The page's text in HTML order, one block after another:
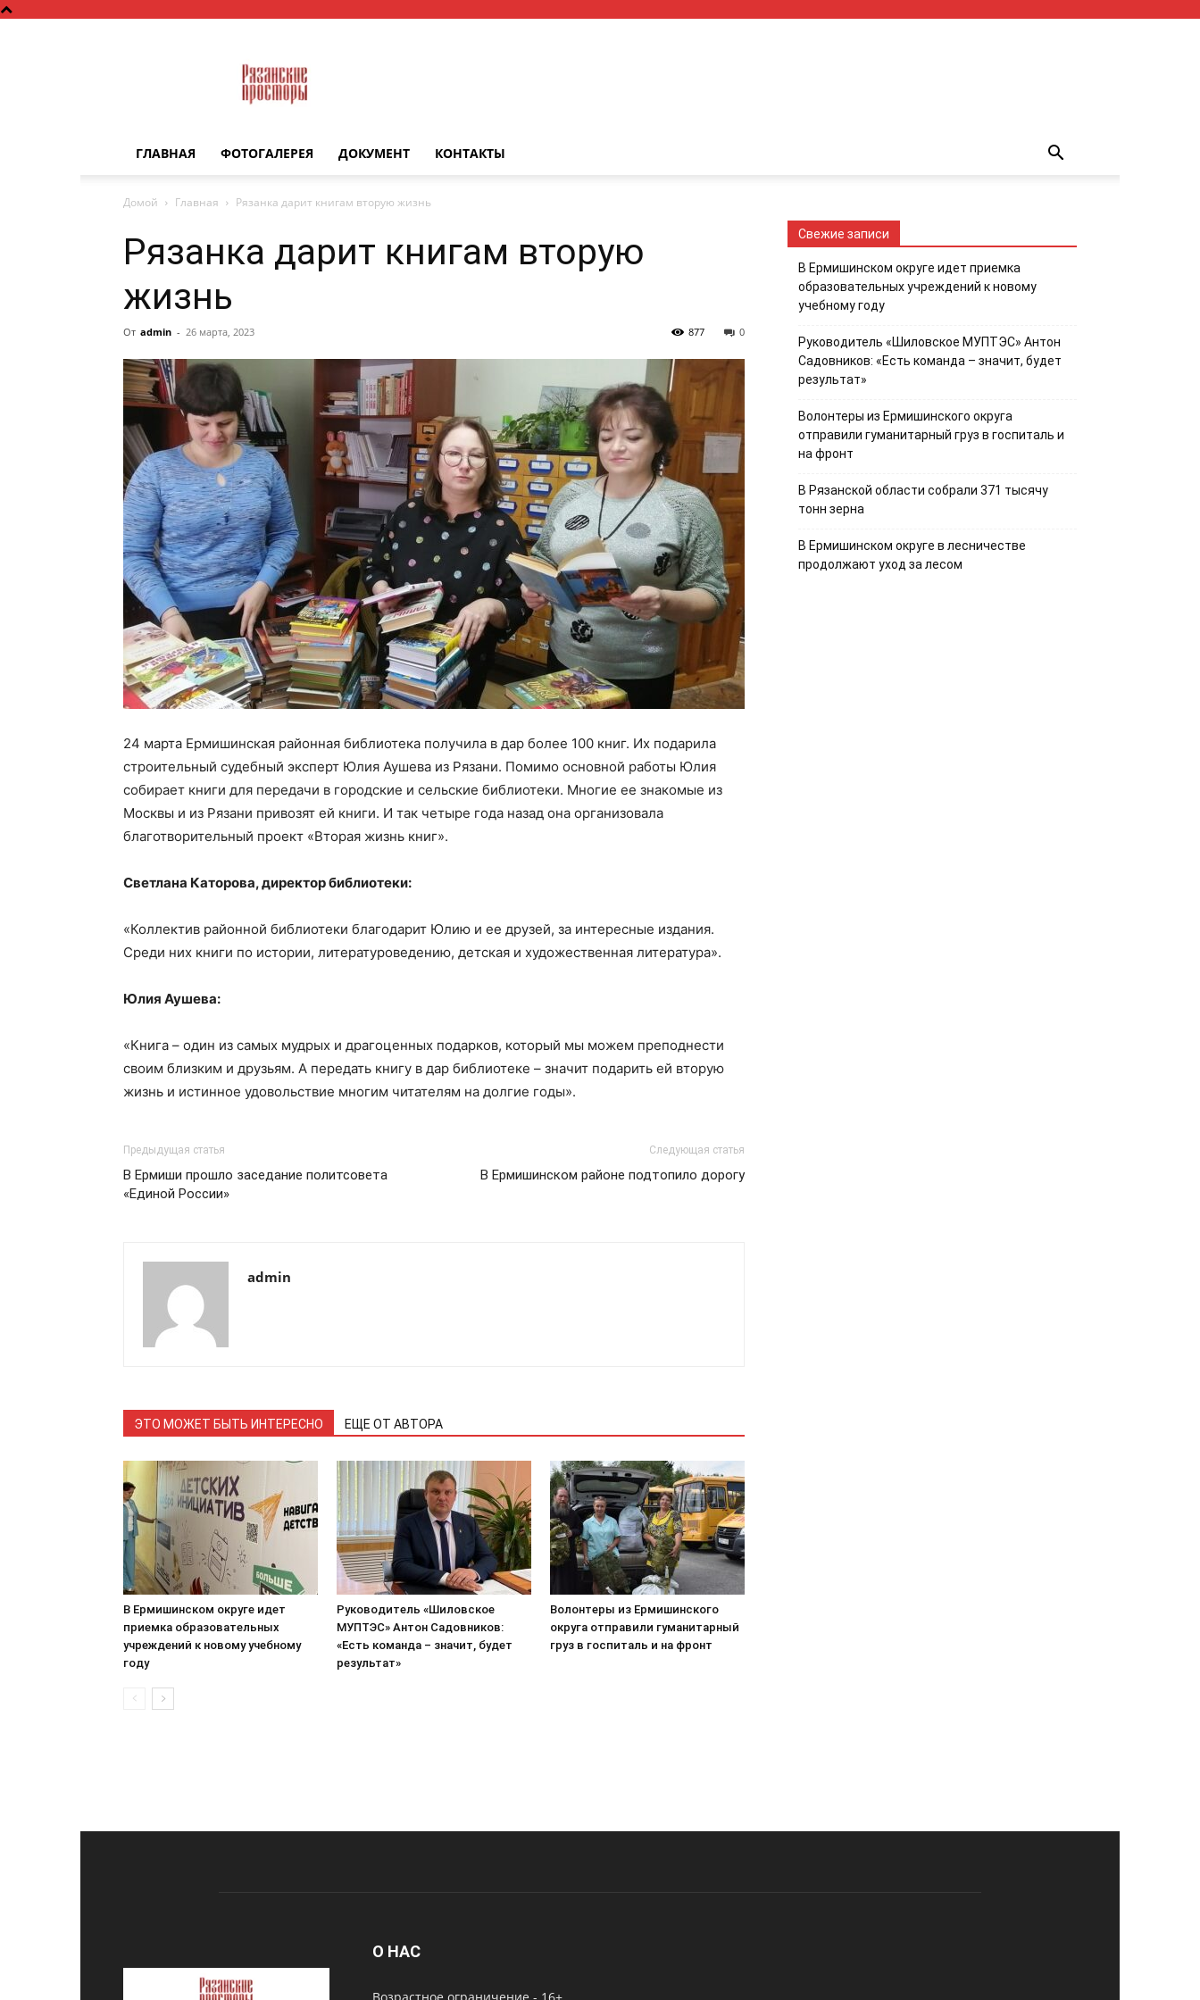
просторы
ГЛАВНАЯ ФОТОГАЛЕРЕЯ ДОКУМЕНТ КОНТАКТЫ
Домой Главная Рязанка дарит книгам вторую жизнь
Рязанка дарит книгам вторую
жизнь
От admin - 26 марта, 2023 0
877
24 марта Ермишинская районная библиотека получила в дар более 100 книг. Их подарила
строительный судебный эксперт Юлия Аушева из Рязани. Помимо основной работы Юлия
собирает книги для передачи в городские и сельские библиотеки. Многие ее знакомые из
Москвы и из Рязани привозят ей книги. И так четыре года назад она организовала
благотворительный проект «Вторая жизнь книг».
Светлана Каторова, директор библиотеки:
«Коллектив районной библиотеки благодарит Юлию и ее друзей, за интересные издания.
Среди них книги по истории, литературоведению, детская и художественная литература».
Юлия Аушева:
«Книга – один из самых мудрых и драгоценных подарков, который мы можем преподнести
своим близким и друзьям. А передать книгу в дар библиотеке – значит подарить ей вторую
жизнь и истинное удовольствие многим читателям на долгие годы».
Предыдущая статья
В Ермиши прошло заседание политсовета
«Единой России»
Следующая статья
В Ермишинском районе подтопило дорогу
admin
ЭТО МОЖЕТ БЫТЬ ИНТЕРЕСНО ЕЩЕ ОТ АВТОРА
В Ермишинском округе идет
приемка образовательных
учреждений к новому учебному
году
Руководитель «Шиловское
МУПТЭС» Антон Садовников:
«Есть команда – значит, будет
результат»
Волонтеры из Ермишинского
округа отправили гуманитарный
груз в госпиталь и на фронт
Свежие записи
В Ермишинском округе идет приемка
образовательных учреждений к новому
учебному году
Руководитель «Шиловское МУПТЭС» Антон
Садовников: «Есть команда – значит, будет
результат»
Волонтеры из Ермишинского округа
отправили гуманитарный груз в госпиталь и
на фронт
В Рязанской области собрали 371 тысячу
тонн зерна
В Ермишинском округе в лесничестве
продолжают уход за лесом
О НАС